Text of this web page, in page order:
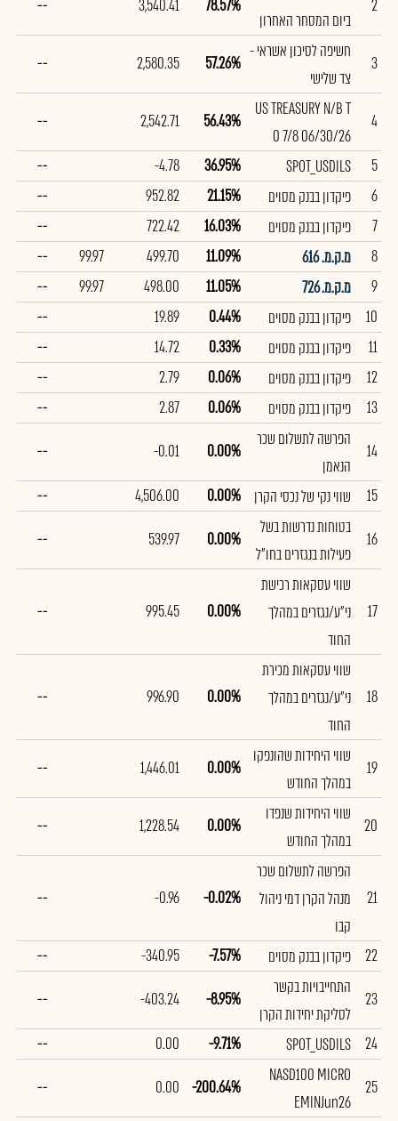
2
ביום המסחר האחרון
78.57%
3,540.41
--
3
חשיפה לסיכון אשראי -
צד שלישי
57.26%
2,580.35
--
4
US TREASURY N/B T
0 7/8 06/30/26
56.43%
2,542.71
--
5
SPOT_USDILS
36.95%
-4.78
--
6
פיקדון בבנק מסוים 21.15%
952.82
--
7
פיקדון בבנק מסוים 16.03%
722.42
--
8
מ.ק.מ. 616 11.09%
499.70
99.97
--
9
מ.ק.מ. 726 11.05%
498.00
99.97
--
10
פיקדון בבנק מסוים 0.44%
19.89
--
11
פיקדון בבנק מסוים 0.33%
14.72
--
12
פיקדון בבנק מסוים 0.06%
2.79
--
13
פיקדון בבנק מסוים 0.06%
2.87
--
14
הפרשה לתשלום שכר
הנאמן
0.00%
-0.01
--
15
שווי נקי של נכסי הקרן 0.00%
4,506.00
--
16
בטוחות נדרשות בשל
פעילות בנגזרים בחו"ל
0.00%
539.97
--
17
שווי עסקאות רכישת
ני"ע/נגזרים במהלך
החוד
0.00%
995.45
--
18
שווי עסקאות מכירת
ני"ע/נגזרים במהלך
החוד
0.00%
996.90
--
19
שווי היחידות שהונפקו
במהלך החודש
0.00%
1,446.01
--
20
שווי היחידות שנפדו
במהלך החודש
0.00%
1,228.54
--
21
הפרשה לתשלום שכר
מנהל הקרן דמי ניהול
קבו
-0.02%
-0.96
--
22 פיקדון בבנק מסוים -7.57%
-340.95
--
23
התחייבויות בקשר
לסליקת יחידות הקרן
-8.95%
-403.24
--
24
SPOT_USDILS
-9.71%
0.00
--
25
NASD100 MICRO
EMINJun26
-200.64%
0.00
--